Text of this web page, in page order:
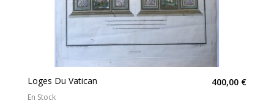
Loges Du Vatican 400,00 €
En Stock